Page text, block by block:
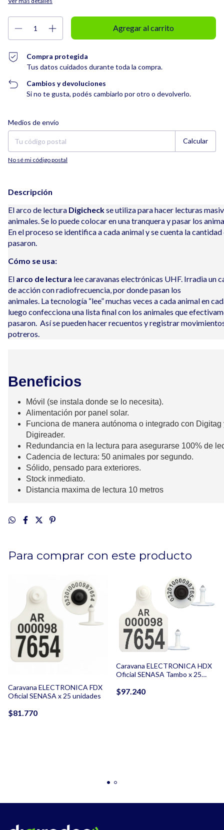
Compra protegida
Tus datos cuidados durante toda la compra.
Cambios y devoluciones
Si no te gusta, podés cambiarlo por otro o devolverlo.
Entregas para el CP:
Medios de envío
Calcular
No sé mi código postal
Descripción
El arco de lectura Digicheckse utiliza para hacer lecturas
animales. Se lo puede colocar en una tranquera y pasar los
En el proceso se identifica a cada animal y se cuenta la cantidad
pasaron.
Cómo se usa:
El arco de lectura lee caravanas electrónicas UHF. Irradia un
deaccióncon radiofrecuencia, por donde pasan los
animales. Latecnología “lee” muchas veces a cada animal en
luego confecciona una lista final con los animales que
pasaron. Asíse pueden hacer recuentos y registrar
potreros.
Beneficios
Móvil (se instala donde se lo necesita).
Alimentación por panel solar.
Funciona de manera autónoma o integrado con Digitag
Digireader.
Redundancia en la lectura para asegurarse 100% de
Cadencia de lectura: 50 animales por segundo.
Sólido, pensado para exteriores.
Stock inmediato.
Distancia maxima de lectura 10 metros
Para comprar con este producto
Caravana ELECTRONICA FDX
Oficial SENASA x 25 unidades
$81.770
Caravana ELECTRONICA HDX
Oficial SENASA Tambo x 25
$97.240